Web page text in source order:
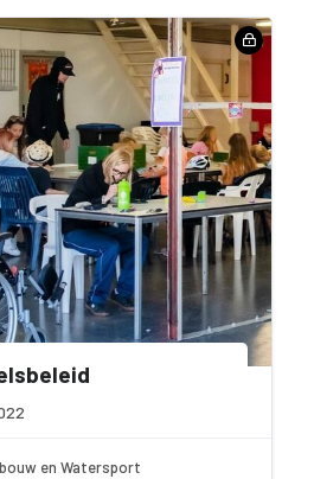
en Watersport